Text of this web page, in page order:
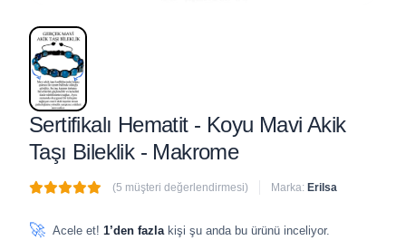
Sertifikalı Hematit - Koyu Mavi Akik
Taşı Bileklik - Makrome
(5 müşteri değerlendirmesi) Marka: Erilsa
🚀 Acele et! 1’den fazla kişi şu anda bu ürünü inceliyor.